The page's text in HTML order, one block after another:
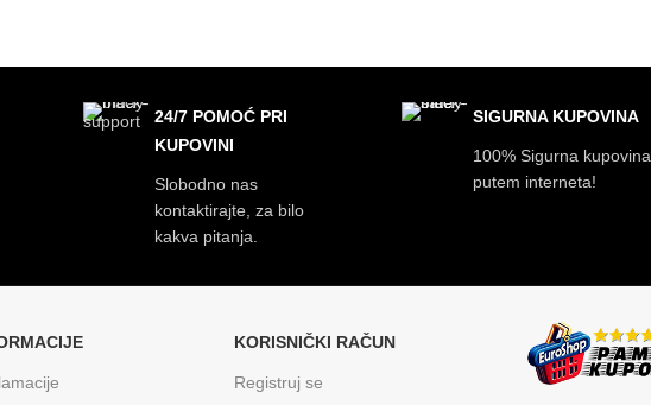
24/7 POMOĆ PRI
KUPOVINI
Slobodno nas
kontaktirajte, za bilo
kakva pitanja.
SIGURNA KUPOVINA
100% Sigurna kupovina
putem interneta!
KORISNIČKI RAČUN
Registruj se